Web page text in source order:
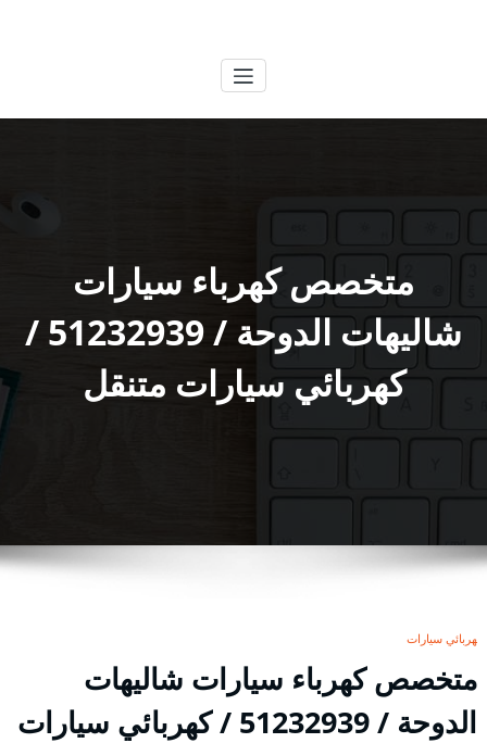
متخصص كهرباء سيارات
شاليهات الدوحة / 51232939‬ /
كهربائي سيارات متنقل
كهربائي سيارات
متخصص كهرباء سيارات شاليهات
الدوحة / 51232939‬ / كهربائي سيارات